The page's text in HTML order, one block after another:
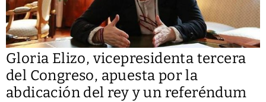
Gloria Elizo, vicepresidenta tercera
del Congreso, apuesta por la
abdicación del rey y un referéndum